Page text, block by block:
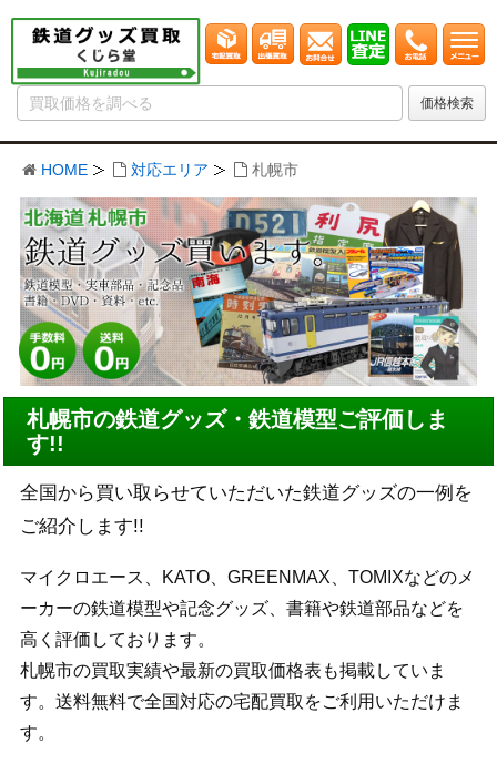
HOME 対応エリア 札幌市
札幌市の鉄道グッズ・鉄道模型ご評価しま
す!!
全国から買い取らせていただいた鉄道グッズの一例を
ご紹介します!!
マイクロエース、KATO、GREENMAX、TOMIXなどのメ
ーカーの鉄道模型や記念グッズ、書籍や鉄道部品などを
高く評価しております。
札幌市の買取実績や最新の買取価格表も掲載していま
す。送料無料で全国対応の宅配買取をご利用いただけま
す。